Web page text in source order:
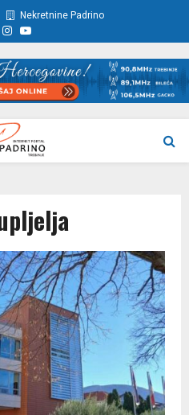
Nekretnine Padrino
Instagram
Youtube